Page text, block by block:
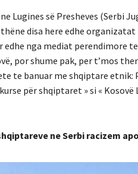
Lugines së Presheves (Serbi
thëne disa here edhe
edhe nga mediat perendimore
por shume pak, per t’mos
te banuar me shqiptare etnik:
për shqiptaret » si «
ne Serbi racizem